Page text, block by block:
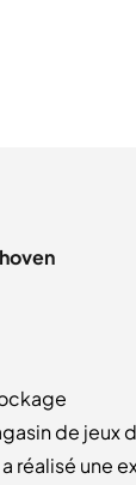
de jeux
réalisé une